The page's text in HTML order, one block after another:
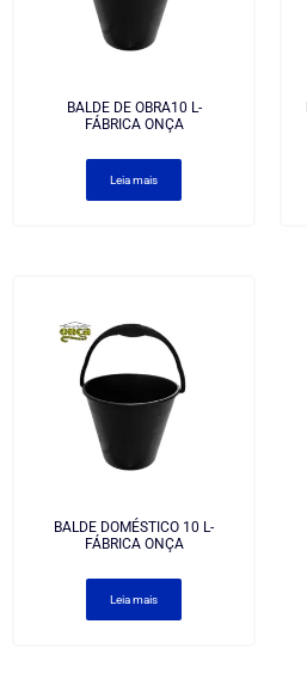
BALDE DE OBRA10 L-
FÁBRICA ONÇA
Leia mais
BALDE DOMÉSTICO 10 L-
FÁBRICA ONÇA
Leia mais